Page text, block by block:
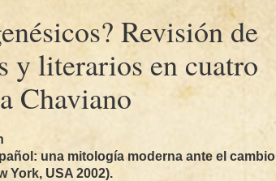
Revisión de
y literarios en cuatro
Chaviano
una mitologí­a moderna ante el cambio
York, USA 2002).